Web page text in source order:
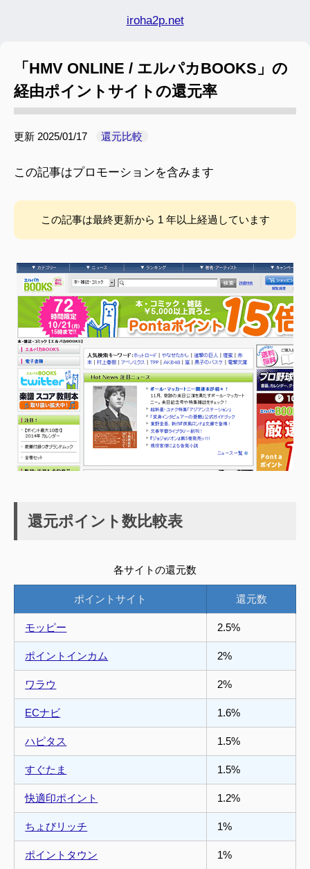
「HMV ONLINE / エルパカBOOKS」の
経由ポイントサイトの還元率
更新 2025/01/17 還元比較
この記事はプロモーションを含みます
この記事は最終更新から 1 年以上経過しています
還元ポイント数比較表
各サイトの還元数
ポイントサイト 還元数
モッピー 2.5%
ポイントインカム 2%
ワラウ 2%
ECナビ 1.6%
ハピタス 1.5%
すぐたま 1.5%
快適印ポイント 1.2%
ちょびリッチ 1%
ポイントタウン 1%
iroha2p.net